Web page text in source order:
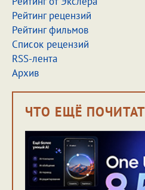
Рейтинг рецензий
Рейтинг фильмов
Список рецензий
RSS-лента
Архив
ЧТО ЕЩЁ